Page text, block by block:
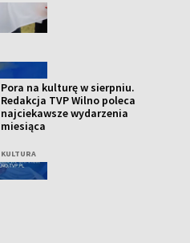
Pora na kulturę w sierpniu.
Redakcja TVP Wilno poleca
najciekawsze wydarzenia
miesiąca
KULTURA